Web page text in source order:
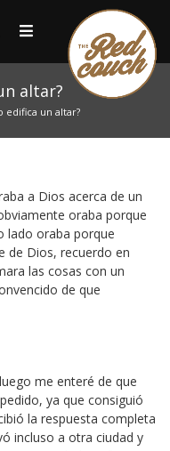
altar?
edifica un altar?
a Dios acerca de un
oraba porque
lado oraba porque
de Dios, recuerdo en
las cosas con un
de que
me enteré de que
ya que consiguió
la respuesta completa
incluso a otra ciudad y